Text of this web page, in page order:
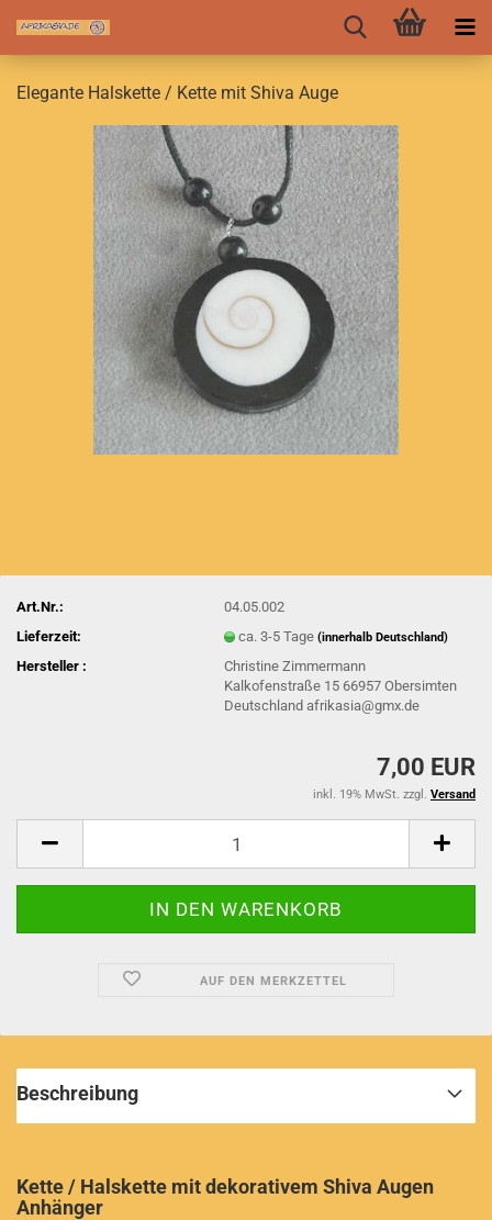
Elegante Halskette / Kette mit Shiva Auge
Art.Nr.:
04.05.002
Lieferzeit:
ca. 3-5 Tage(innerhalb Deutschland)
Hersteller :
Christine Zimmermann
Kalkofenstraße 15 66957 Obersimten
Deutschland afrikasia@gmx.de
7,00 EUR
inkl. 19% MwSt. zzgl. Versand
AUF DEN MERKZETTEL
Beschreibung
Kette / Halskette mit dekorativem Shiva Augen
Anhänger